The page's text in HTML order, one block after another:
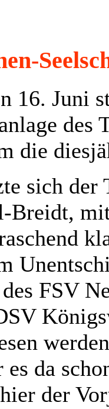
16. Juni
des
die
sich
FSV
da
der